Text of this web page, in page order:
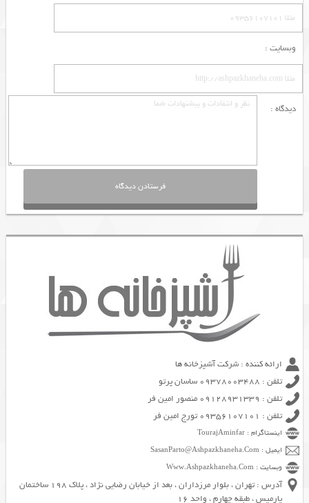
وبسایت :
دیدگاه :
ارائه کننده : شرکت آشپزخانه ها
تلفن : 09378003488 ساسان پرتو
تلفن : 09128931339 منصور امین فر
تلفن : 09356107101 تورج امین فر
اینستاگرام : TourajAminfar
ایمیل : SasanParto@Ashpazkhaneha.Com
وبسایت : Www.Ashpazkhaneha.Com
آدرس : تهران ، بلوار مرزداران ، بعد از خیابان رضایی نژاد ، پلاک 198 ساختمان
پارمیس ، طبقه چهارم ، واحد 16